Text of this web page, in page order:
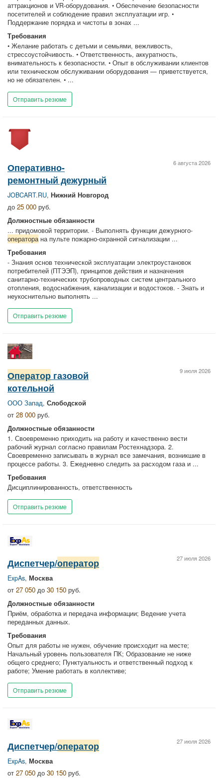
аттракционов и VR-оборудования. • Обеспечение безопасности
посетителей и соблюдение правил эксплуатации игр. •
Поддержание порядка и чистоты в зонах ...
Требования
• Желание работать с детьми и семьями, вежливость,
стрессоустойчивость. • Ответственность, аккуратность,
внимательность к безопасности. • Опыт в обслуживании клиентов
или техническом обслуживании оборудования — приветствуется,
но не обязателен. • ...
Отправить резюме
6 августа 2026
Оперативно-
ремонтный дежурный
JOBCART.RU, Нижний Новгород
до 25 000 руб.
Должностные обязанности
... придомовой территории. - Выполнять функции дежурного-
операторана пульте пожарно-охранной сигнализации ...
Требования
- Знания основ технической эксплуатации электроустановок
потребителей (ПТЭЭП), принципов действия и назначения
санитарно-технических трубопроводных систем центрального
отопления, водоснабжения, канализации и водостоков. - Знать и
неукоснительно выполнять ...
Отправить резюме
9 июля 2026
Оператор газовой
котельной
ООО Запад, Слободской
от 28 000 руб.
Должностные обязанности
1. Своевременно приходить на работу и качественно вести
рабочий журнал согласно правилам Ростехнадзора. 2.
Своевременно записывать в журнал все замечания, возникшие в
процессе работы. 3. Ежедневно следить за расходом газа и ...
Требования
Дисциплинированность, ответственность
Отправить резюме
27 июля 2026
Диспетчер/оператор
ExpAs, Москва
от 27 050 до 30 150 руб.
Должностные обязанности
Приём, обработка и передача информации; Ведение учета
переданных данных.
Требования
Опыт для работы не нужен, обучение происходит на месте;
Начальный уровень пользователя ПК; Образование не ниже
общего среднего; Пунктуальность и ответственный подход к
работе; Умение работать в коллективе;
Отправить резюме
27 июля 2026
Диспетчер/оператор
ExpAs, Москва
от 27 050 до 30 150 руб.